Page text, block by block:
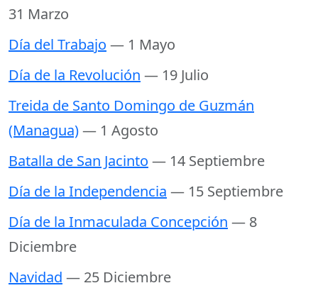
31 Marzo
Día del Trabajo — 1 Mayo
Día de la Revolución — 19 Julio
Treida de Santo Domingo de Guzmán
(Managua)— 1 Agosto
Batalla de San Jacinto — 14 Septiembre
Día de la Independencia — 15 Septiembre
Día de la Inmaculada Concepción — 8
Diciembre
Navidad — 25 Diciembre